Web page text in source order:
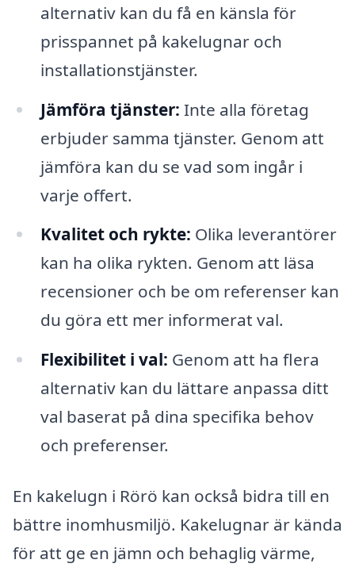
alternativ kan du få en känsla för
prisspannet på kakelugnar och
installationstjänster.
Jämföra tjänster: Inte alla företag
erbjuder samma tjänster. Genom att
jämföra kan du se vad som ingår i
varje offert.
Kvalitet och rykte: Olika leverantörer
kan ha olika rykten. Genom att läsa
recensioner och be om referenser kan
du göra ett mer informerat val.
Flexibilitet i val: Genom att ha flera
alternativ kan du lättare anpassa ditt
val baserat på dina specifika behov
och preferenser.
En kakelugn i Rörö kan också bidra till en
bättre inomhusmiljö. Kakelugnar är kända
för att ge en jämn och behaglig värme,